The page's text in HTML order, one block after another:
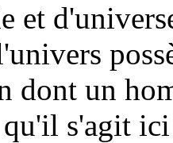
et
dont un
s'agit